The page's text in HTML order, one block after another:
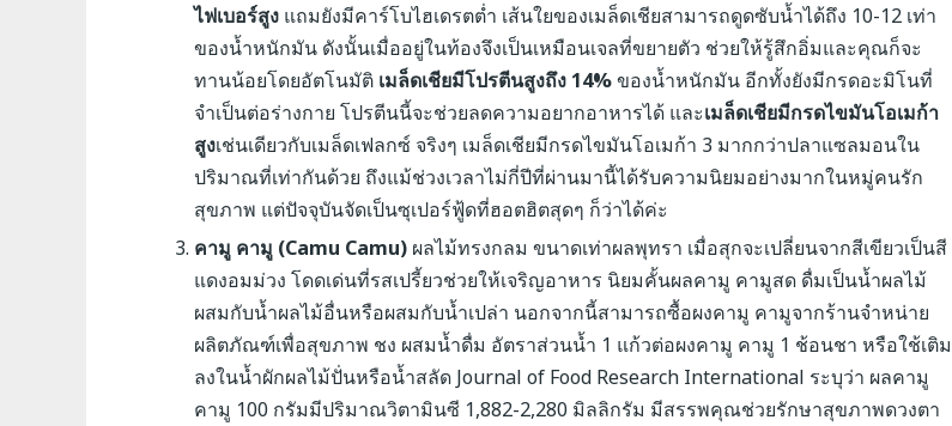
ไฟเบอร์สูง แถมยังมีคาร์โบไฮเดรตต่ำ เส้นใยของเมล็ดเชียสามารถดูดซับน้ำได้ถึง 10-12 เท่า
ของน้ำหนักมัน ดังนั้นเมื่ออยู่ในท้องจึงเป็นเหมือนเจลที่ขยายตัว ช่วยให้รู้สึกอิ่มและคุณก็จะ
ทานน้อยโดยอัตโนมัติ เมล็ดเชียมีโปรตีนสูงถึง 14%ของน้ำหนักมัน อีกทั้งยังมีกรดอะมิโนที่
จำเป็นต่อร่างกาย โปรตีนนี้จะช่วยลดความอยากอาหารได้ และเมล็ดเชียมีกรดไขมันโอเมก้า
สูงเช่นเดียวกับเมล็ดเฟลกซ์ จริงๆ เมล็ดเชียมีกรดไขมันโอเมก้า 3 มากกว่าปลาแซลมอนใน
ปริมาณที่เท่ากันด้วย ถึงแม้ช่วงเวลาไม่กี่ปีที่ผ่านมานี้ได้รับความนิยมอย่างมากในหมู่คนรัก
สุขภาพ แต่ปัจจุบันจัดเป็นซุเปอร์ฟู้ดที่ฮอตฮิตสุดๆ ก็ว่าได้ค่ะ
คามู คามู (Camu Camu) ผลไม้ทรงกลม ขนาดเท่าผลพุทรา เมื่อสุกจะเปลี่ยนจากสีเขียวเป็นสี
แดงอมม่วง โดดเด่นที่รสเปรี้ยวช่วยให้เจริญอาหาร นิยมคั้นผลคามู คามูสด ดื่มเป็นน้ำผลไม้
ผสมกับน้ำผลไม้อื่นหรือผสมกับน้ำเปล่า นอกจากนี้สามารถซื้อผงคามู คามูจากร้านจำหน่าย
ผลิตภัณฑ์เพื่อสุขภาพ ชง ผสมน้ำดื่ม อัตราส่วนน้ำ 1 แก้วต่อผงคามู คามู 1 ช้อนชา หรือใช้เติม
ลงในน้ำผักผลไม้ปั่นหรือน้ำสลัด Journal of Food Research International ระบุว่า ผลคามู
คามู 100 กรัมมีปริมาณวิตามินซี 1,882-2,280 มิลลิกรัม มีสรรพคุณช่วยรักษาสุขภาพดวงตา